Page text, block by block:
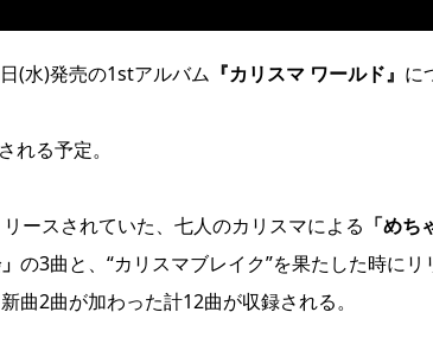
(水)発売の1stアルバム 『カリスマ ワールド』 に
る予定。
ースされていた、七人のカリスマによる 「めち
の3曲と、“カリスマブレイク”を果たした時にリ
曲2曲が加わった計12曲が収録される。